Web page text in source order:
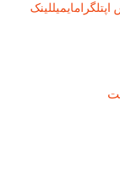
اپتلگرامایمیللینک